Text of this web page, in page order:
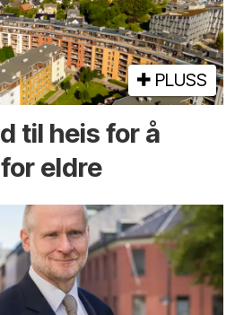
PLUSS
til heis for å
eldre